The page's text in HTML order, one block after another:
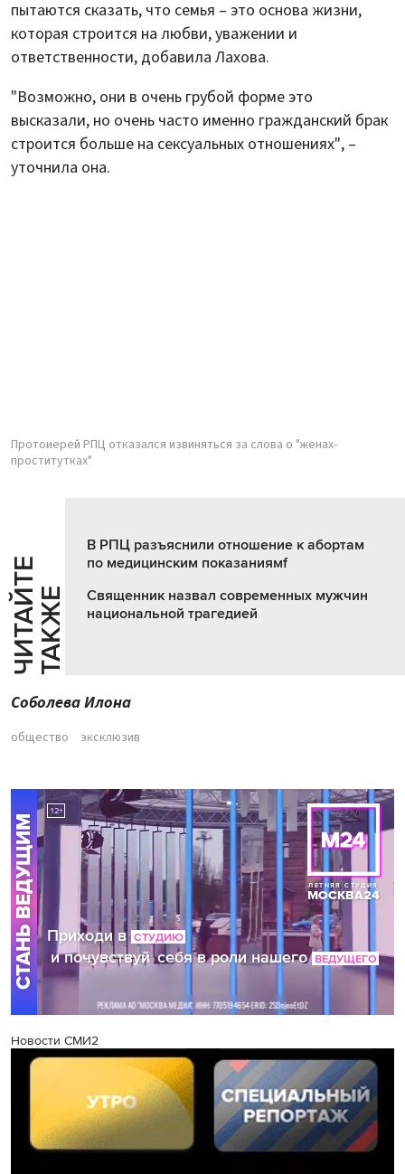
пытаются сказать, что семья – это основа жизни,
которая строится на любви, уважении и
ответственности, добавила Лахова.
"Возможно, они в очень грубой форме это
высказали, но очень часто именно гражданский брак
строится больше на сексуальных отношениях", –
уточнила она.
Протоиерей РПЦ отказался извиняться за слова о "женах-
проститутках"
Ч
И
Т
АЙ
Т
Е
Т
А
К
ЖЕ
В РПЦ разъяснили отношение к абортам
по медицинским показаниямf
Священник назвал современных мужчин
национальной трагедией
Соболева Илона
общество эксклюзив
Новости СМИ2